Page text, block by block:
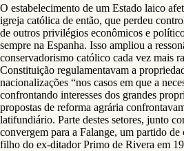
O estabelecimento de um Estado laico
igreja católica de então, que perdeu
de outros privilégios econômicos e
sempre na Espanha. Isso ampliou a
conservadorismo católico cada vez mais
Constituição regulamentavam a
nacionalizações “nos casos em que a
confrontando interesses dos grandes
propostas de reforma agrária
latifundiário. Parte destes setores, junto
convergem para a Falange, um partido de
filho do ex-ditador Primo de Rivera em